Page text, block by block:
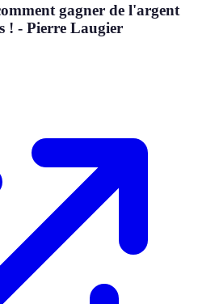
gagner de l'argent
! - Pierre Laugier